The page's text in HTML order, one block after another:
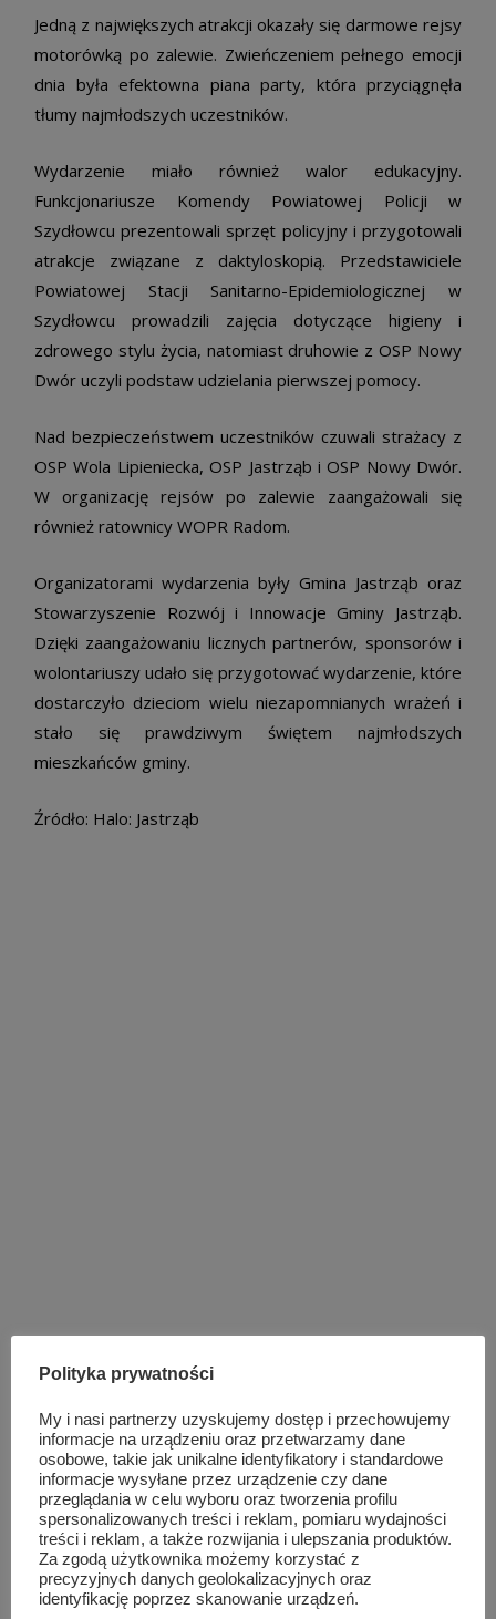
Jedną z największych atrakcji okazały się darmowe rejsy
motorówką po zalewie. Zwieńczeniem pełnego emocji
dnia była efektowna piana party, która przyciągnęła
tłumy najmłodszych uczestników.
Wydarzenie miało również walor edukacyjny.
Funkcjonariusze Komendy Powiatowej Policji w
Szydłowcu prezentowali sprzęt policyjny i przygotowali
atrakcje związane z daktyloskopią. Przedstawiciele
Powiatowej Stacji Sanitarno-Epidemiologicznej w
Szydłowcu prowadzili zajęcia dotyczące higieny i
zdrowego stylu życia, natomiast druhowie z OSP Nowy
Dwór uczyli podstaw udzielania pierwszej pomocy.
Nad bezpieczeństwem uczestników czuwali strażacy z
OSP Wola Lipieniecka, OSP Jastrząb i OSP Nowy Dwór.
W organizację rejsów po zalewie zaangażowali się
również ratownicy WOPR Radom.
Organizatorami wydarzenia były Gmina Jastrząb oraz
Stowarzyszenie Rozwój i Innowacje Gminy Jastrząb.
Dzięki zaangażowaniu licznych partnerów, sponsorów i
wolontariuszy udało się przygotować wydarzenie, które
dostarczyło dzieciom wielu niezapomnianych wrażeń i
stało się prawdziwym świętem najmłodszych
mieszkańców gminy.
Źródło: Halo: Jastrząb
Polityka prywatności
My i nasi partnerzy uzyskujemy dostęp i przechowujemy
informacje na urządzeniu oraz przetwarzamy dane
osobowe, takie jak unikalne identyfikatory i standardowe
informacje wysyłane przez urządzenie czy dane
przeglądania w celu wyboru oraz tworzenia profilu
spersonalizowanych treści i reklam, pomiaru wydajności
treści i reklam, a także rozwijania i ulepszania produktów.
Za zgodą użytkownika możemy korzystać z
precyzyjnych danych geolokalizacyjnych oraz
identyfikację poprzez skanowanie urządzeń.